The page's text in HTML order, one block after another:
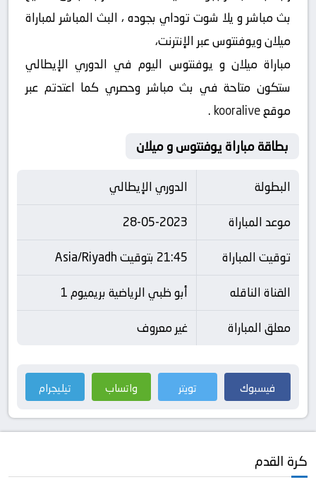
بث مباشر و يلا شوت توداي بجوده ، البث المباشر لمباراة
ميلان ويوفنتوس عبر الإنترنت،
مباراة ميلان و يوفنتوس اليوم في الدوري الإيطالي
ستكون متاحة في بث مباشر وحصري كما اعتدتم عبر
موقعkooralive
.
بطاقة مباراة يوفنتوس و ميلان
البطولة
الدوري الإيطالي
موعد المباراة
28-05-2023
توقيت المباراة
21:45 بتوقيت Asia/Riyadh
القناة الناقله
أبو ظبي الرياضية بريميوم 1
معلق المباراة
غير معروف
فيسبوك تويتر واتساب تيليجرام
كرة القدم